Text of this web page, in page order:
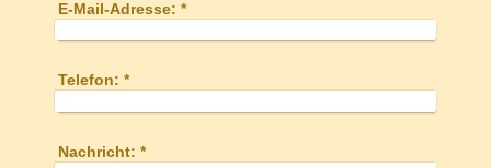
E-Mail-Adresse: *
Telefon: *
Nachricht: *